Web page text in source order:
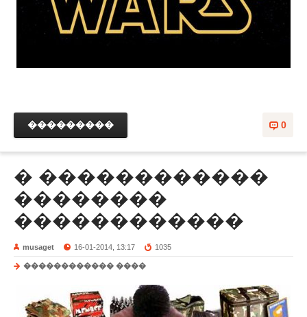
0
���������
� ������������
��������
������������
musaget 16-01-2014, 13:17 1035
������������ ����